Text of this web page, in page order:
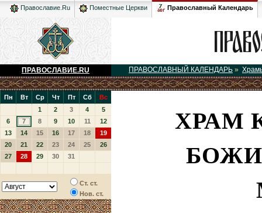
Православие.Ru Поместные Церкви Православный Календарь
ПРАВОСЛАВИЕ.RU ПРАВОСЛАВНЫЙ КАЛЕНДАРЬ »
Пн Вт Ср Чт Пт Сб
Вс
1
2 3 4
5
6
7 8 9 10 11
12
13
14 15 16 17 18
19
20
21 22 23 24 25
26
27
28 29 30 31
Ст. ст.
Нов. ст.
ХРАМ